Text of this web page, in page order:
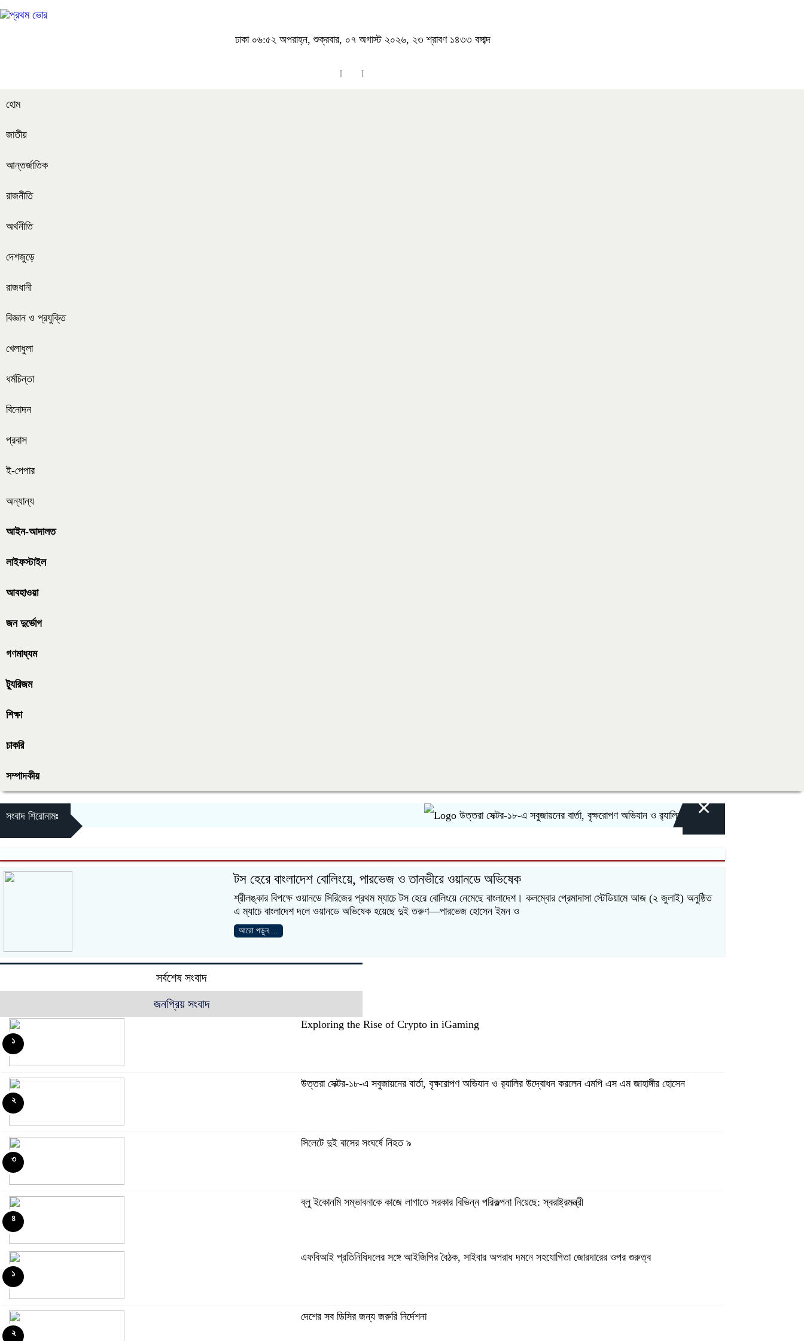
ঢাকা ০৬:৫২ অপরাহ্ন, শুক্রবার, ০৭ অগাস্ট ২০২৬, ২৩ শ্রাবণ ১৪৩৩ বঙ্গাব্দ
হোম
জাতীয়
আন্তর্জাতিক
রাজনীতি
অর্থনীতি
দেশজুড়ে
রাজধানী
বিজ্ঞান ও প্রযুক্তি
খেলাধুলা
ধর্মচিন্তা
বিনোদন
প্রবাস
ই-পেপার
অন্যান্য
আইন-আদালত
লাইফস্টাইল
আবহাওয়া
জন দুর্ভোগ
গণমাধ্যম
ট্যুরিজম
শিক্ষা
চাকরি
সম্পাদকীয়
সংবাদ শিরোনামঃ উত্তরা সেক্টর-১৮-এ সবুজায়নের বার্তা, বৃক্ষরোপণ অভিযান ও র‍্যালির উদ্বোধন করলেন এমপি এস এম জাহাঙ্গীর
×
টস হেরে বাংলাদেশ বোলিংয়ে, পারভেজ ও তানভীরে ওয়ানডে অভিষেক
শ্রীলঙ্কার বিপক্ষে ওয়ানডে সিরিজের প্রথম ম্যাচে টস হেরে বোলিংয়ে নেমেছে বাংলাদেশ। কলম্বোর প্রেমাদাসা স্টেডিয়ামে আজ (২ জুলাই) অনুষ্ঠিত
এ ম্যাচে বাংলাদেশ দলে ওয়ানডে অভিষেক হয়েছে দুই তরুণ—পারভেজ হোসেন ইমন ও
আরো পড়ুন....
সর্বশেষ সংবাদ
জনপ্রিয় সংবাদ
Exploring the Rise of Crypto in iGaming
১
উত্তরা সেক্টর-১৮-এ সবুজায়নের বার্তা, বৃক্ষরোপণ অভিযান ও র‍্যালির উদ্বোধন করলেন এমপি এস এম জাহাঙ্গীর হোসেন
২
সিলেটে দুই বাসের সংঘর্ষে নিহত ৯
৩
ব্লু ইকোনমি সম্ভাবনাকে কাজে লাগাতে সরকার বিভিন্ন পরিকল্পনা নিয়েছে: স্বরাষ্ট্রমন্ত্রী
৪
শহীদ পরিবারের পাশে থাকার অঙ্গীকার দিপু ভূঁইয়ার
৫
ভিন্নমতকে সম্মান করাই গণতন্ত্রের অন্যতম ভিত্তি: মির্জা ফখরুল
৬
এফবিআই প্রতিনিধিদলের সঙ্গে আইজিপির বৈঠক, সাইবার অপরাধ দমনে সহযোগিতা জোরদারের ওপর গুরুত্ব
১
দেশের সব ডিসির জন্য জরুরি নির্দেশনা
২